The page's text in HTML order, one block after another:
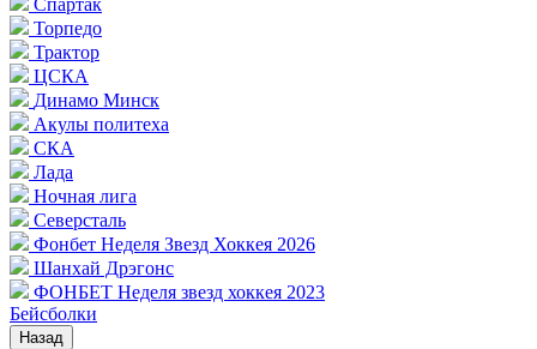
Спартак
Торпедо
Трактор
ЦСКА
Динамо Минск
Акулы политеха
СКА
Лада
Ночная лига
Северсталь
Фонбет Неделя Звезд Хоккея 2026
Шанхай Дрэгонс
ФОНБЕТ Неделя звезд хоккея 2023
Бейсболки
Назад